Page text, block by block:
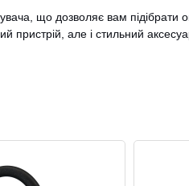
що дозволяє вам підібрати
але і стильний